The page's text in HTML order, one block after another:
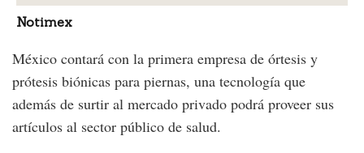
Notimex
México contará con la primera empresa de órtesis y
prótesis biónicas para piernas, una tecnología que
además de surtir al mercado privado podrá proveer sus
artículos al sector público de salud.